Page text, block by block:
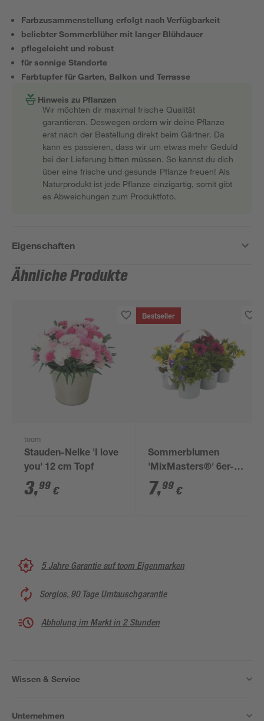
Farbzusammenstellung erfolgt nach Verfügbarkeit
beliebter Sommerblüher mit langer Blühdauer
pflegeleicht und robust
für sonnige Standorte
Farbtupfer für Garten, Balkon und Terrasse
Hinweis zu Pflanzen
Wir möchten dir maximal frische Qualität
garantieren. Deswegen ordern wir deine Pflanze
erst nach der Bestellung direkt beim Gärtner. Da
kann es passieren, dass wir um etwas mehr Geduld
bei der Lieferung bitten müssen. So kannst du dich
über eine frische und gesunde Pflanze freuen! Als
Naturprodukt ist jede Pflanze einzigartig, somit gibt
es Abweichungen zum Produktfoto.
Eigenschaften
Ähnliche Produkte
toom
Stauden-Nelke 'I love
you' 12 cm Topf
3,99 €
Bestseller
Sommerblumen
'MixMasters®' 6er-
Tray
7,99 €
5 Jahre Garantie auf toom Eigenmarken
Sorglos, 90 Tage Umtauschgarantie
Abholung im Markt in 2 Stunden
Wissen & Service
Unternehmen